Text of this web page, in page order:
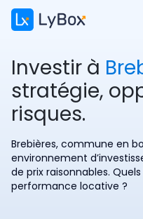
Investir à
stratégie,
risques.
Brebières, commune en
environnement
de prix raisonnables.
performance locative ?